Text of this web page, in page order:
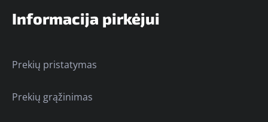
Informacija pirkėjui
Prekių pristatymas
Prekių grąžinimas